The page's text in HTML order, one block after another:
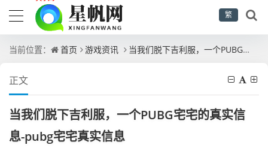
繁
当前位置： 首页 游戏资讯 当我们脱下吉利服，一个PUBG宅宅的真实信息-pubg宅宅真实信息
正文
当我们脱下吉利服，一个PUBG宅宅的真实信
息-pubg宅宅真实信息